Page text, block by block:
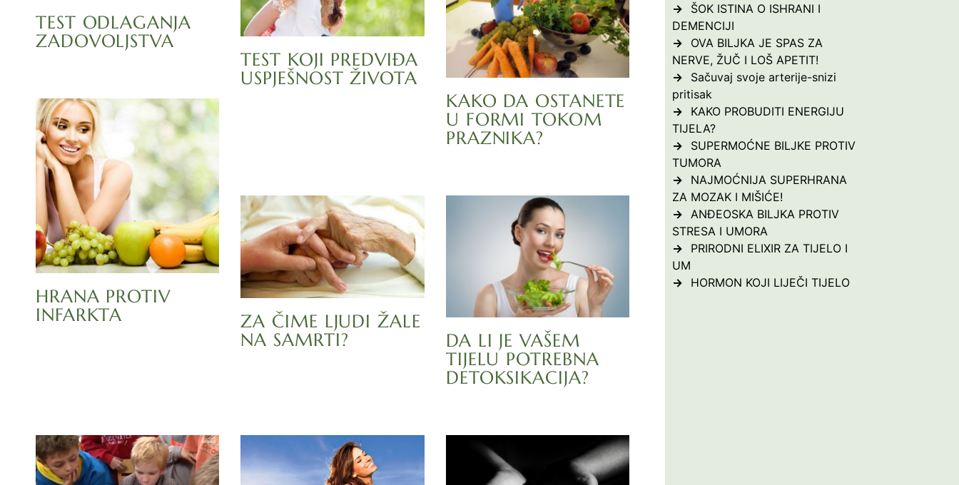
TEST ODLAGANJA
ZADOVOLJSTVA
TEST KOJI PREDVIĐA
USPJEŠNOST ŽIVOTA
KAKO DA OSTANETE
U FORMI TOKOM
PRAZNIKA?
HRANA PROTIV
INFARKTA
ZA ČIME LJUDI ŽALE
NA SAMRTI?
DA LI JE VAŠEM
TIJELU POTREBNA
DETOKSIKACIJA?
ŠOK ISTINA O ISHRANI I
DEMENCIJI
OVA BILJKA JE SPAS ZA
NERVE, ŽUČ I LOŠ APETIT!
Sačuvaj svoje arterije-snizi
pritisak
KAKO PROBUDITI ENERGIJU
TIJELA?
SUPERMOĆNE BILJKE PROTIV
TUMORA
NAJMOĆNIJA SUPERHRANA
ZA MOZAK I MIŠIĆE!
ANĐEOSKA BILJKA PROTIV
STRESA I UMORA
PRIRODNI ELIXIR ZA TIJELO I
UM
HORMON KOJI LIJEČI TIJELO